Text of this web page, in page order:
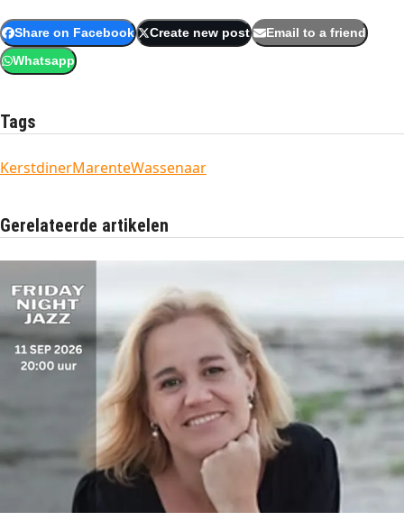
Share on Facebook Create new post Email to a friend
Whatsapp
Tags
KerstdinerMarenteWassenaar
Gerelateerde artikelen